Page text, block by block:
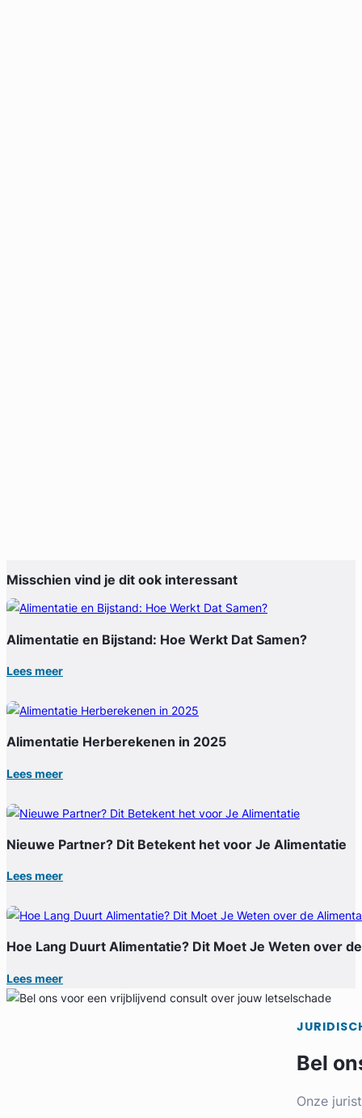
Misschien vind je dit ook interessant
Alimentatie en Bijstand: Hoe Werkt Dat Samen?
Lees meer
Alimentatie Herberekenen in 2025
Lees meer
Nieuwe Partner? Dit Betekent het voor Je Alimentatie
Lees meer
Hoe Lang Duurt Alimentatie? Dit Moet Je Weten over
Lees meer
Bel
Onze